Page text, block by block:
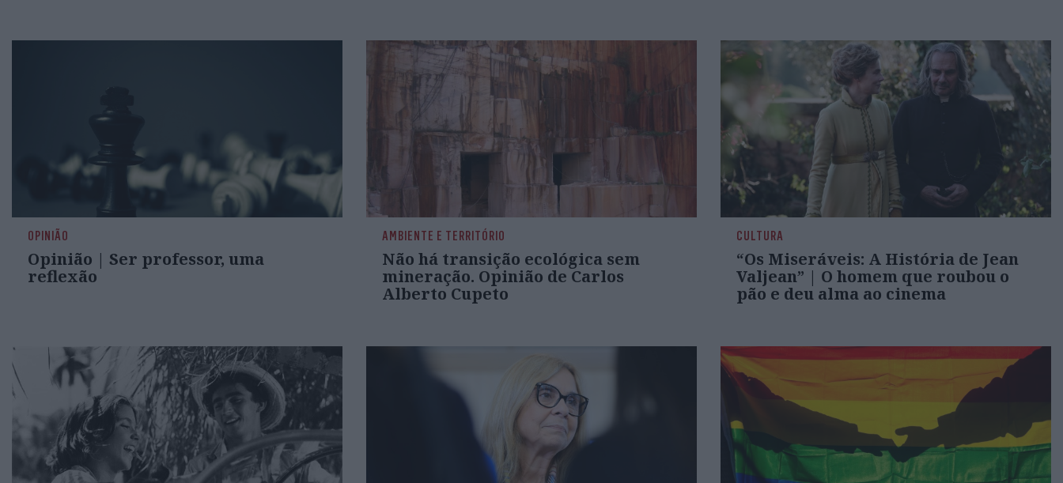
OPINIÃO
Opinião | Ser professor, uma
reflexão
AMBIENTE E TERRITÓRIO
Não há transição ecológica sem
mineração. Opinião de Carlos
Alberto Cupeto
CULTURA
“Os Miseráveis: A História de Jean
Valjean” | O homem que roubou o
pão e deu alma ao cinema